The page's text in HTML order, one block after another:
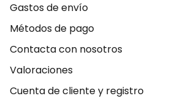
Gastos de envío
Métodos de pago
Contacta con nosotros
Valoraciones
Cuenta de cliente y registro